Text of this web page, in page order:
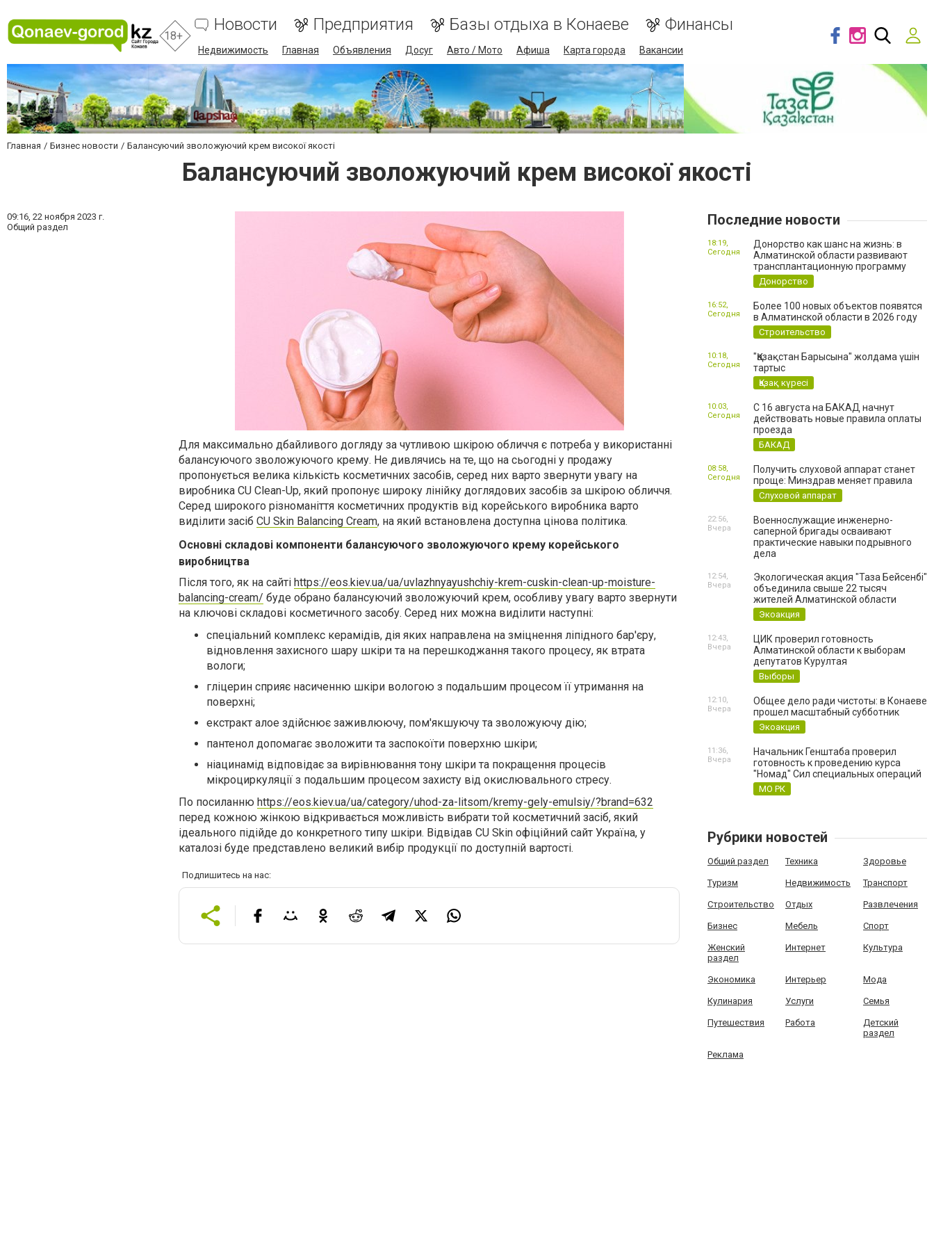
18+
Новости Предприятия Базы отдыха в Конаеве Финансы
Недвижимость Главная Объявления Досуг Авто / Мото Афиша Карта города Вакансии
Главная Бизнес новости Балансуючий зволожуючий крем високої якості
Балансуючий зволожуючий крем високої якості
09:16, 22 ноября 2023 г.
Общий раздел
Для максимально дбайливого догляду за чутливою шкірою обличчя є потреба у використанні
балансуючого зволожуючого крему. Не дивлячись на те, що на сьогодні у продажу
пропонується велика кількість косметичних засобів, серед них варто звернути увагу на
виробника CU Clean-Up, який пропонує широку лінійку доглядових засобів за шкірою обличчя.
Серед широкого різноманіття косметичних продуктів від корейського виробника варто
виділити засіб CU Skin Balancing Cream, на який встановлена доступна цінова політика.
Основні складові компоненти балансуючого зволожуючого крему корейського
виробництва
Після того, як на сайті https://eos.kiev.ua/ua/uvlazhnyayushchiy-krem-cuskin-clean-up-moisture-
balancing-cream/ буде обрано балансуючий зволожуючий крем, особливу увагу варто звернути
на ключові складові косметичного засобу. Серед них можна виділити наступні:
спеціальний комплекс керамідів, дія яких направлена на зміцнення ліпідного бар'єру,
відновлення захисного шару шкіри та на перешкоджання такого процесу, як втрата
вологи;
гліцерин сприяє насиченню шкіри вологою з подальшим процесом її утримання на
поверхні;
екстракт алое здійснює заживлюючу, пом'якшуючу та зволожуючу дію;
пантенол допомагає зволожити та заспокоїти поверхню шкіри;
ніацинамід відповідає за вирівнювання тону шкіри та покращення процесів
мікроциркуляції з подальшим процесом захисту від окислювального стресу.
По посиланню https://eos.kiev.ua/ua/category/uhod-za-litsom/kremy-gely-emulsiy/?brand=632
перед кожною жінкою відкривається можливість вибрати той косметичний засіб, який
ідеального підійде до конкретного типу шкіри. Відвідав CU Skin офіційний сайт Україна, у
каталозі буде представлено великий вибір продукції по доступній вартості.
Подпишитесь на нас:
Последние новости
Донорство как шанс на жизнь: в
Алматинской области развивают
трансплантационную программу
Донорство
18:19,
Сегодня
Более 100 новых объектов появятся
в Алматинской области в 2026 году
Строительство
16:52,
Сегодня
"Қазақстан Барысына" жолдама үшін
тартыс
Қазақ күресі
10:18,
Сегодня
С 16 августа на БАКАД начнут
действовать новые правила оплаты
проезда
БАКАД
10:03,
Сегодня
Получить слуховой аппарат станет
проще: Минздрав меняет правила
Слуховой аппарат
08:58,
Сегодня
Военнослужащие инженерно-
саперной бригады осваивают
практические навыки подрывного
дела
22:56,
Вчера
Экологическая акция "Таза Бейсенбі"
объединила свыше 22 тысяч
жителей Алматинской области
Экоакция
12:54,
Вчера
ЦИК проверил готовность
Алматинской области к выборам
депутатов Курултая
Выборы
12:43,
Вчера
Общее дело ради чистоты: в Конаеве
прошел масштабный субботник
Экоакция
12:10,
Вчера
Начальник Генштаба проверил
готовность к проведению курса
"Номад" Сил специальных операций
МО РК
11:36,
Вчера
Рубрики новостей
Общий раздел Техника Здоровье
Туризм Недвижимость Транспорт
Строительство Отдых Развлечения
Бизнес Мебель Спорт
Женский
раздел
Интернет Культура
Экономика Интерьер Мода
Кулинария Услуги Семья
Путешествия Работа
Детский
раздел
Реклама